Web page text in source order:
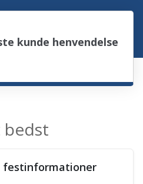
kunde henvendelse
bedst
festinformationer